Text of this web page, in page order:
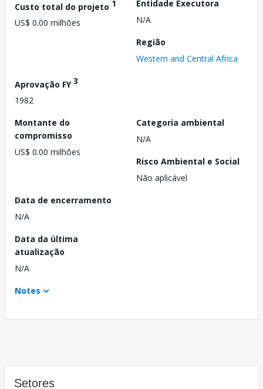
Custo total do projeto 1
US$ 0.00 milhões
Entidade Executora
N/A
Região
Western and Central Africa
Aprovação FY3
1982
Montante do
compromisso
US$ 0.00 milhões
Categoria ambiental
N/A
Risco Ambiental e Social
Não aplicável
Data de encerramento
N/A
Data da última
atualização
N/A
Notes
Setores